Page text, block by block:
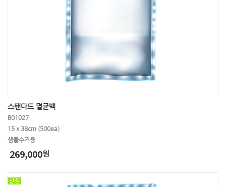
스탠다드 멸균백
B01027
15 x 38cm (500ea)
샘플수거용
269,000원